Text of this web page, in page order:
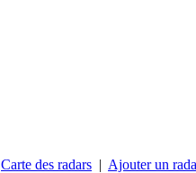
Carte des radars | Ajouter un